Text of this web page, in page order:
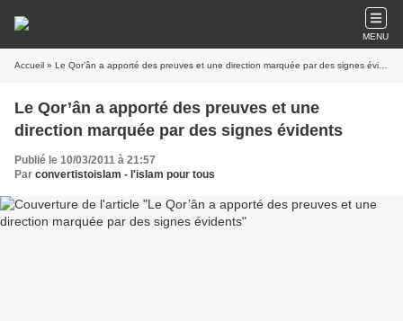
MENU
Accueil » Le Qor’ân a apporté des preuves et une direction marquée par des signes évidents
Le Qor’ân a apporté des preuves et une
direction marquée par des signes évidents
Publié le 10/03/2011 à 21:57
Par convertistoislam - l'islam pour tous